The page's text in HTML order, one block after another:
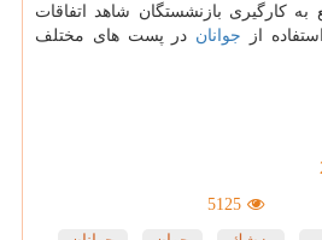
به كارگیری بازنشستگان شاهد اتفاقات
از جوانان در پست های مختلف
5125